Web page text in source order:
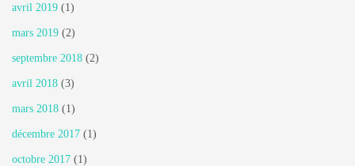
avril 2019 (1)
mars 2019 (2)
septembre 2018 (2)
avril 2018 (3)
mars 2018 (1)
décembre 2017 (1)
octobre 2017 (1)